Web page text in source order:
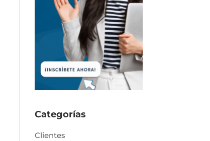
Categorías
Clientes